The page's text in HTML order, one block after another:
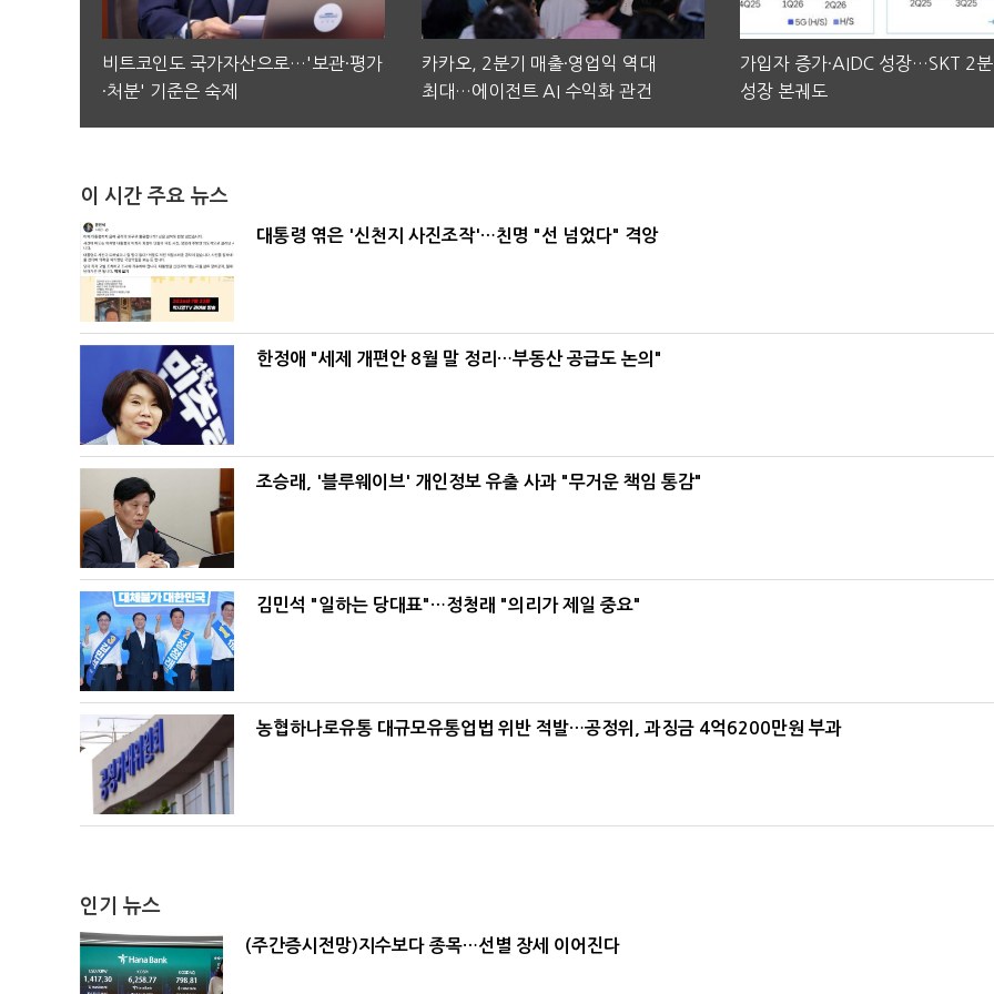
비트코인도 국가자산으로…'보관·평가
·처분' 기준은 숙제
카카오, 2분기 매출·영업익 역대
최대…에이전트 AI 수익화 관건
가입자 증가·AIDC 성장…SKT 2
성장 본궤도
이 시간 주요 뉴스
대통령 엮은 '신천지 사진조작'…친명 "선 넘었다" 격앙
한정애 "세제 개편안 8월 말 정리…부동산 공급도 논의"
조승래, '블루웨이브' 개인정보 유출 사과 "무거운 책임 통감"
김민석 "일하는 당대표"…정청래 "의리가 제일 중요"
농협하나로유통 대규모유통업법 위반 적발…공정위, 과징금 4억6200만원 부과
인기 뉴스
(주간증시전망)지수보다 종목…선별 장세 이어진다